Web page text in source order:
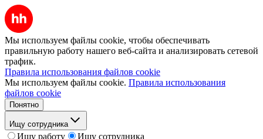
Мы используем файлы cookie, чтобы обеспечивать
правильную работу нашего веб-сайта и анализировать сетевой
трафик.
Правила использования файлов cookie
Мы используем файлы cookie. Правила использования
файлов cookie
Понятно
Ищу сотрудника
Ищу работу
Ищу сотрудника